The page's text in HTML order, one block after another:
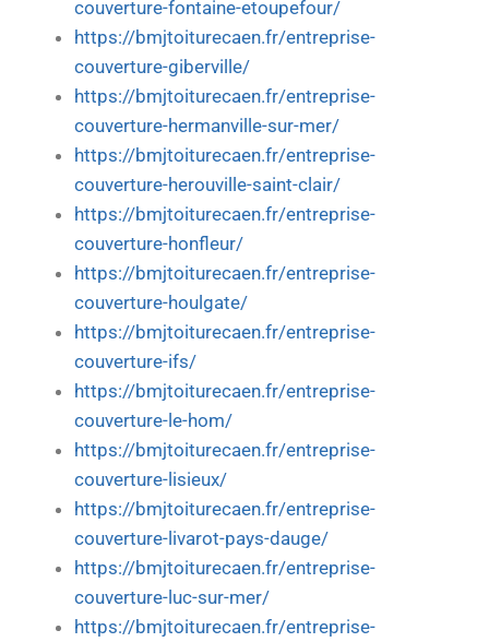
couverture-fontaine-etoupefour/
https://bmjtoiturecaen.fr/entreprise-
couverture-giberville/
https://bmjtoiturecaen.fr/entreprise-
couverture-hermanville-sur-mer/
https://bmjtoiturecaen.fr/entreprise-
couverture-herouville-saint-clair/
https://bmjtoiturecaen.fr/entreprise-
couverture-honfleur/
https://bmjtoiturecaen.fr/entreprise-
couverture-houlgate/
https://bmjtoiturecaen.fr/entreprise-
couverture-ifs/
https://bmjtoiturecaen.fr/entreprise-
couverture-le-hom/
https://bmjtoiturecaen.fr/entreprise-
couverture-lisieux/
https://bmjtoiturecaen.fr/entreprise-
couverture-livarot-pays-dauge/
https://bmjtoiturecaen.fr/entreprise-
couverture-luc-sur-mer/
https://bmjtoiturecaen.fr/entreprise-